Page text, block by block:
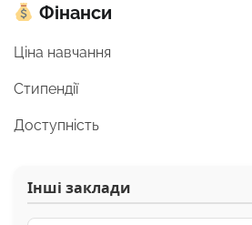
Фінанси
Ціна навчання
Стипендії
Доступність
Інші заклади